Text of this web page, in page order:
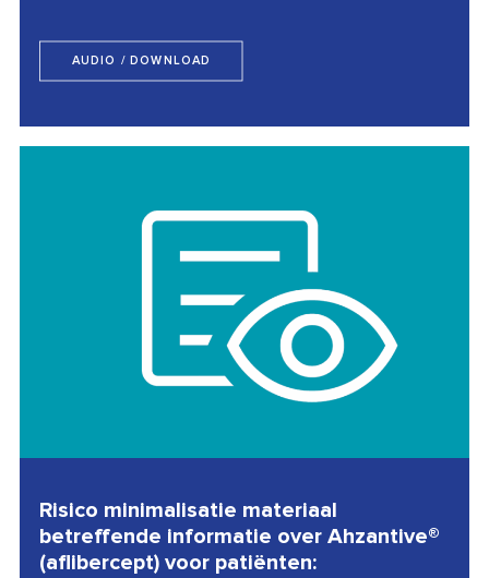
AUDIO / DOWNLOAD
Risico minimalisatie materiaal
betreffende informatie over Ahzantive®
(aflibercept) voor patiënten: